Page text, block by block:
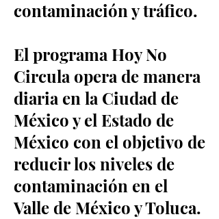
contaminación y tráfico.
El programa Hoy No
Circula opera de manera
diaria en la Ciudad de
México y el Estado de
México con el objetivo de
reducir los niveles de
contaminación en el
Valle de México y Toluca.